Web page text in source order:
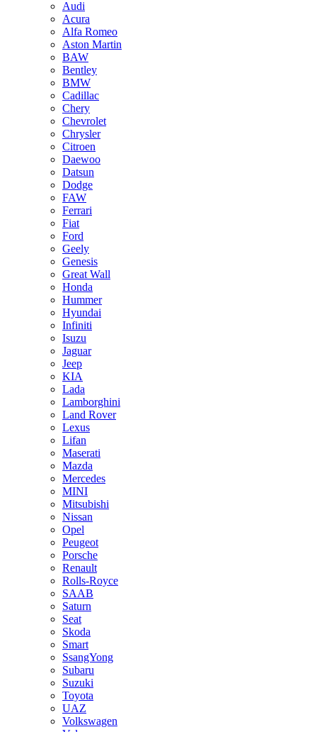
Audi
Acura
Alfa Romeo
Aston Martin
BAW
Bentley
BMW
Cadillac
Chery
Chevrolet
Chrysler
Citroen
Daewoo
Datsun
Dodge
FAW
Ferrari
Fiat
Ford
Geely
Genesis
Great Wall
Honda
Hummer
Hyundai
Infiniti
Isuzu
Jaguar
Jeep
KIA
Lada
Lamborghini
Land Rover
Lexus
Lifan
Maserati
Mazda
Mercedes
MINI
Mitsubishi
Nissan
Opel
Peugeot
Porsche
Renault
Rolls-Royce
SAAB
Saturn
Seat
Skoda
Smart
SsangYong
Subaru
Suzuki
Toyota
UAZ
Volkswagen